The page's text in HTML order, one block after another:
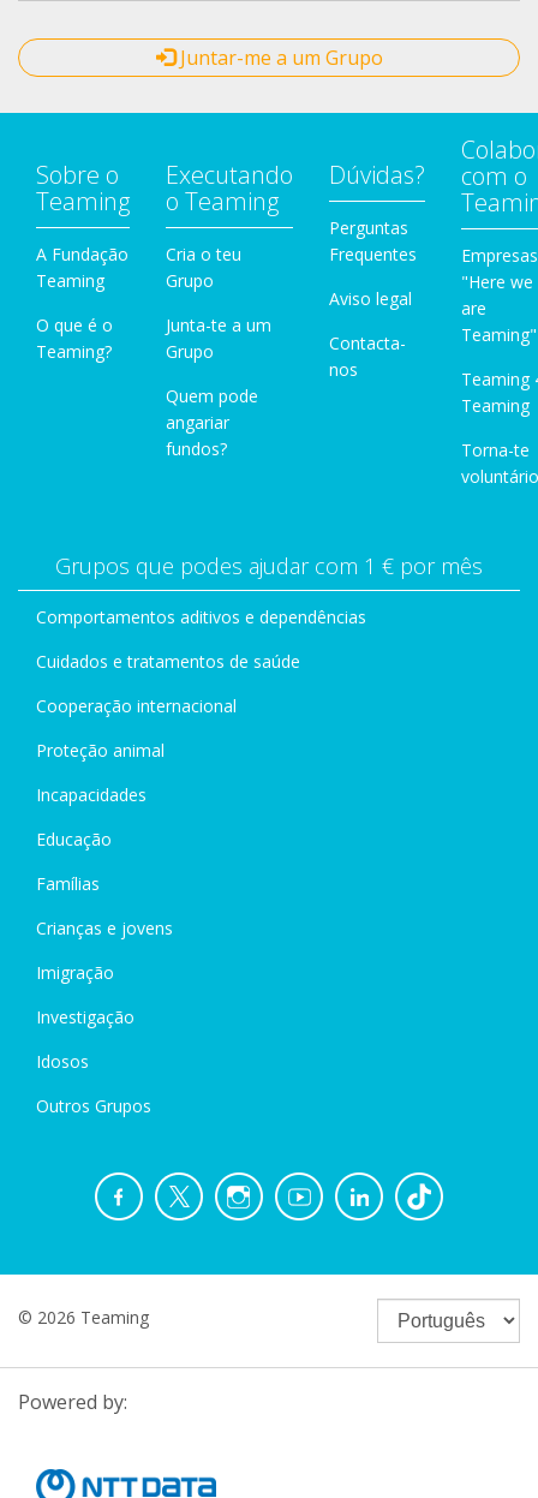
Juntar-me a um Grupo
Sobre o
Teaming
A Fundação
Teaming
O que é o
Teaming?
Executando
o Teaming
Cria o teu
Grupo
Junta-te a um
Grupo
Quem pode
angariar
fundos?
Dúvidas?
Perguntas
Frequentes
Aviso legal
Contacta-
nos
com o
Empresas
"Here we
are
Teaming"
Teaming
Teaming
Torna-te
Grupos que podes ajudar com 1 € por mês
Comportamentos aditivos e dependências
Cuidados e tratamentos de saúde
Cooperação internacional
Proteção animal
Incapacidades
Educação
Famílias
Crianças e jovens
Imigração
Investigação
Idosos
Outros Grupos
© 2026 Teaming
Powered by: